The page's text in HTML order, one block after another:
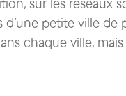
sur les réseaux
d’une petite ville
chaque ville,